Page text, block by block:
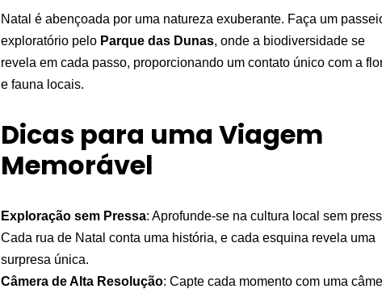
Natal é abençoada por uma natureza exuberante. Faça um
exploratório pelo Parque das Dunas, onde a biodiversidade se
revela em cada passo, proporcionando um contato único com a
e fauna locais.
Dicas para uma Viagem
Memorável
Exploração sem Pressa: Aprofunde-se na cultura local sem
Cada rua de Natal conta uma história, e cada esquina revela uma
surpresa única.
Câmera de Alta Resolução: Capte cada momento com uma